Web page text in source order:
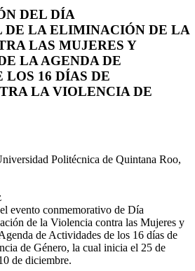
DEL DÍA
DE LA ELIMINACIÓN DE LA
LAS MUJERES Y
LA AGENDA DE
16 DÍAS DE
LA VIOLENCIA DE
Politécnica de Quintana Roo,
evento conmemorativo de Día
de la Violencia contra las Mujeres y
de Actividades de los 16 días de
de Género, la cual inicia el 25 de
de diciembre.